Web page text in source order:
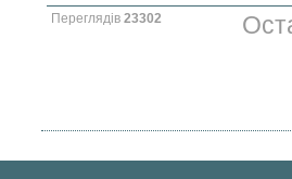
Переглядів 23302